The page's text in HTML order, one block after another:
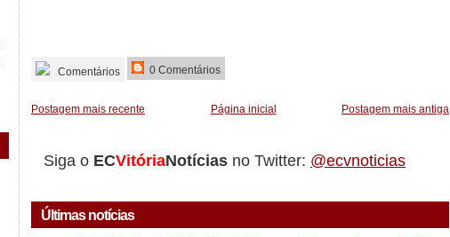
Comentários 0 Comentários
Postagem mais recente Postagem mais antiga
Página inicial
Siga o ECVitóriaNotícias no Twitter: @ecvnoticias
Últimas notícias